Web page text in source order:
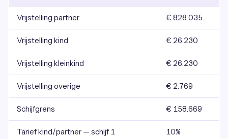
Vrijstelling partner € 828.035
Vrijstelling kind € 26.230
Vrijstelling kleinkind € 26.230
Vrijstelling overige € 2.769
Schijfgrens € 158.669
Tarief kind/partner — schijf 1 10%